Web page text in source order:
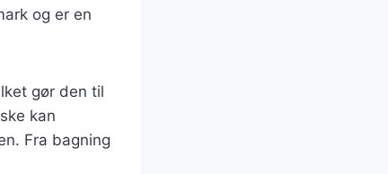
og er en
gør den til
kan
Fra bagning